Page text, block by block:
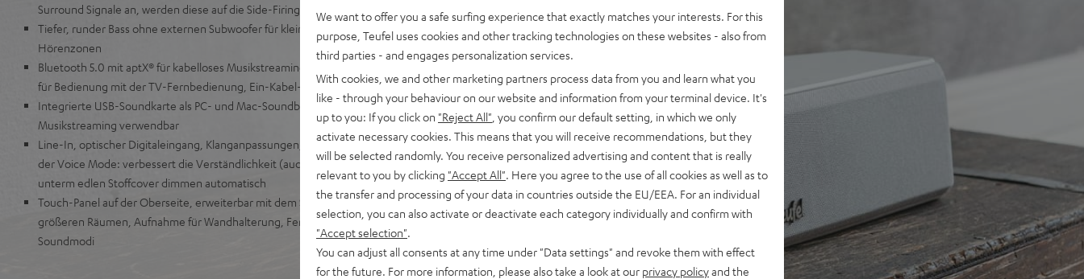
Surround Signale an, werden diese auf die Side-Firing-Speaker verteilt
Tiefer, runder Bass ohne externen Subwoofer für kleine und mittelgroße Räume oder
Hörenzonen
Bluetooth 5.0 mit aptX® für kabelloses Musikstreaming in CD-Qualität, HDMI mit CEC und ARC
für Bedienung mit der TV-Fernbedienung, Ein-Kabel-Anschluss
Integrierte USB-Soundkarte als PC- und Mac-Soundbar für Games, Videos, Homeoffice oder
Musikstreaming verwendbar
Line-In, optischer Digitaleingang, Klanganpassungen, drei zusätzliche Soundmodi, darunter
der Voice Mode: verbessert die Verständlichkeit (auch für Hörgeschädigte), 7 Status-LEDs
unterm edlen Stoffcover dimmen automatisch
Touch-Panel auf der Oberseite, erweiterbar mit dem Subwoofer T 6 für höhere Pegel in
größeren Räumen, Aufnahme für Wandhalterung, Fernbedienung mit Stickern für Lieblings-
Soundmodi
We want to offer you a safe surfing experience that exactly matches your interests. For this
purpose, Teufel uses cookies and other tracking technologies on these websites - also from
third parties - and engages personalization services.
With cookies, we and other marketing partners process data from you and learn what you
like - through your behaviour on our website and information from your terminal device. It's
up to you: If you click on "Reject All" , you confirm our default setting, in which we only
activate necessary cookies. This means that you will receive recommendations, but they
will be selected randomly. You receive personalized advertising and content that is really
relevant to you by clicking "Accept All" . Here you agree to the use of all cookies as well as to
the transfer and processing of your data in countries outside the EU/EEA. For an individual
selection, you can also activate or deactivate each category individually and confirm with
"Accept selection"
You can adjust all consents at any time under "Data settings" and revoke them with effect
for the future. For more information, please also take a look at our privacy policyand the